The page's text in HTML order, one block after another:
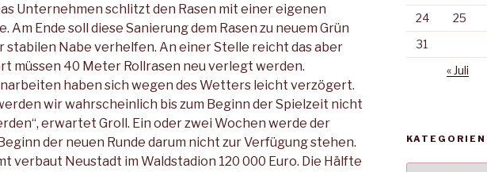
Unternehmen schlitzt den Rasen mit einer eigenen
Am Ende soll diese Sanierung dem Rasen zu neuem Grün
stabilen Nabe verhelfen. An einer Stelle reicht das aber
müssen 40 Meter Rollrasen neu verlegt werden.
haben sich wegen des Wetters leicht verzögert.
wir wahrscheinlich bis zum Beginn der Spielzeit nicht
erwartet Groll. Ein oder zwei Wochen werde der
der neuen Runde darum nicht zur Verfügung stehen.
verbaut Neustadt im Waldstadion 120 000 Euro. Die Hälfte
24
25
31
« Juli
KATEGORIEN